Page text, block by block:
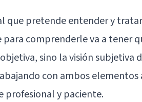
que pretende entender y
para comprenderle va a tener
sino la visión subjetiva
con ambos
profesional y paciente.